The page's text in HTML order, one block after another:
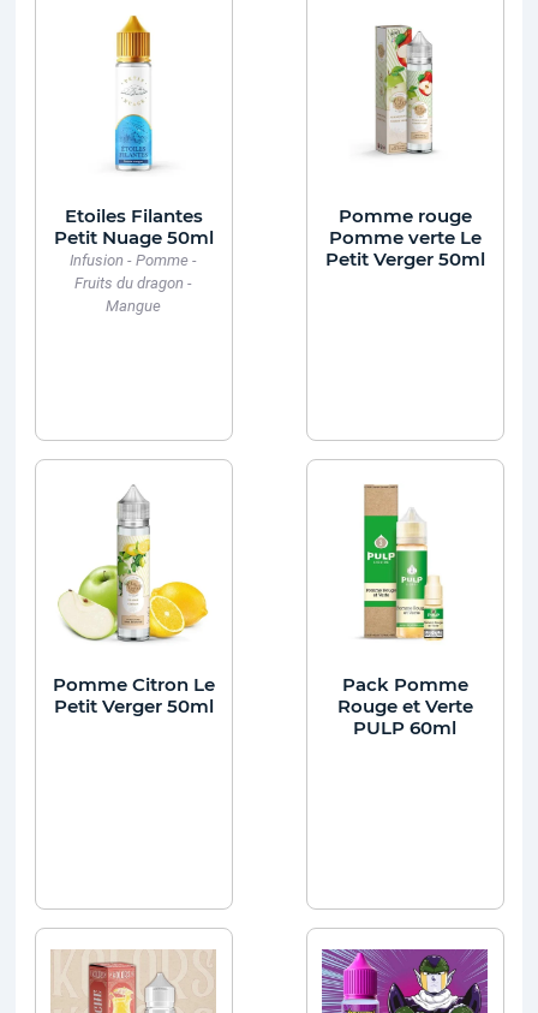
Etoiles Filantes
Petit Nuage 50ml
Infusion - Pomme -
Fruits du dragon -
Mangue
Pomme rouge
Pomme verte Le
Petit Verger 50ml
Pomme Citron Le
Petit Verger 50ml
Pack Pomme
Rouge et Verte
PULP 60ml